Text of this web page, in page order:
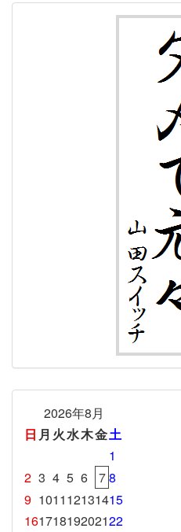
2026年8月
日 月 火水木金土
1
2 3 4 5 6 78
9 101112131415
16171819202122